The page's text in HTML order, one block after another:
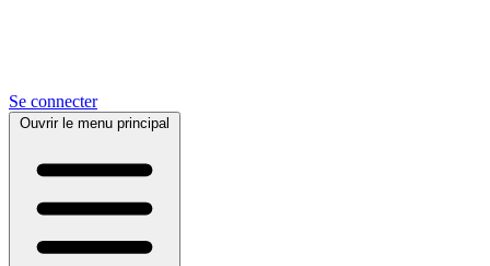
Se connecter
Ouvrir le menu principal